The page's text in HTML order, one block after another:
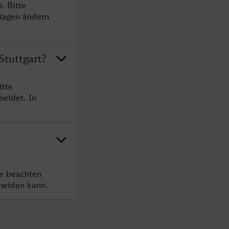
Bitte
ändern
In
beachten
kann.